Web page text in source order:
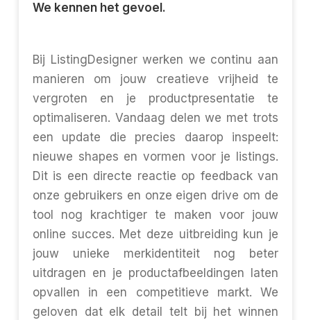
We kennen het gevoel.
Bij ListingDesigner werken we continu aan
manieren om jouw creatieve vrijheid te
vergroten en je productpresentatie te
optimaliseren. Vandaag delen we met trots
een update die precies daarop inspeelt:
nieuwe shapes en vormen voor je listings.
Dit is een directe reactie op feedback van
onze gebruikers en onze eigen drive om de
tool nog krachtiger te maken voor jouw
online succes. Met deze uitbreiding kun je
jouw unieke merkidentiteit nog beter
uitdragen en je productafbeeldingen laten
opvallen in een competitieve markt. We
geloven dat elk detail telt bij het winnen